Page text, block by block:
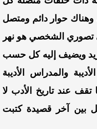
وهناك حوار دائم ومتصل
تصوري الشخصي هو نهر
ويضيف إليه كل حسب
والمدراس الأديبة
عند تاريخ الأدب لا
بين آخر قصيدة كتبت